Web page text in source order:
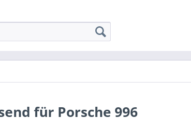
für Porsche 996